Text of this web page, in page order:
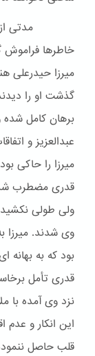
مدتی از این
خاطرها فراموش
میرزا حیدرعلی
گذشت او را
برهان کامل
عبدالعزیز و
میرزا را حاکی
قدری مضطرب شد
ولی طولی نکشید
وی شدند. میرزا
بود که به بهانه
قدری تأمل
نزد وی آمده با
این انکار و عدم
قلب حاصل